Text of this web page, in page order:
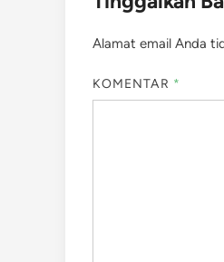
Alamat email Anda
KOMENTAR *